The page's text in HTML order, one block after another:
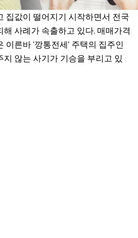
집값이 떨어지기 시작하면서 전국
사례가 속출하고 있다. 매매가격
이른바 ‘깡통전세’ 주택의 집주인
지 않는 사기가 기승을 부리고 있